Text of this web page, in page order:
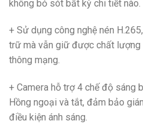
không bỏ sót bất kỳ chi tiết nào.
+ Sử dụng công nghệ nén
trữ mà vẫn giữ được chất lượng
thông mạng.
+ Camera hỗ trợ 4 chế độ sáng
Hồng ngoại và tắt, đảm bảo
điều kiện ánh sáng.